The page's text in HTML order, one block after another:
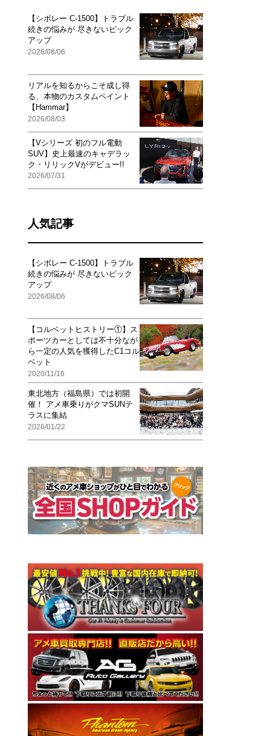
【シボレー C-1500】トラブル
続きの悩みが 尽きないピック
アップ
2026/08/06
リアルを知るからこそ成し得
る、本物のカスタムペイント
【Hammar】
2026/08/03
【Vシリーズ 初のフル電動
SUV】史上最速のキャデラッ
ク・リリックVがデビュー!!
2026/07/31
人気記事
【シボレー C-1500】トラブル
続きの悩みが 尽きないピック
アップ
2026/08/06
【コルベットヒストリー①】ス
ポーツカーとしては不十分なが
ら一定の人気を獲得したC1コル
ベット
2020/11/16
東北地方（福島県）では初開
催！ アメ車乗りがクマSUNテ
ラスに集結
2026/01/22